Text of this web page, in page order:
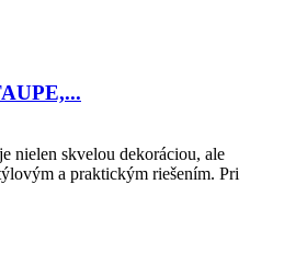
nielen skvelou dekoráciou, ale
a praktickým riešením. Pri